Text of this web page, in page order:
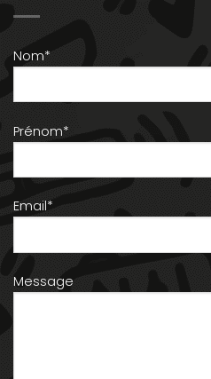
Nom*
Prénom*
Email*
Message